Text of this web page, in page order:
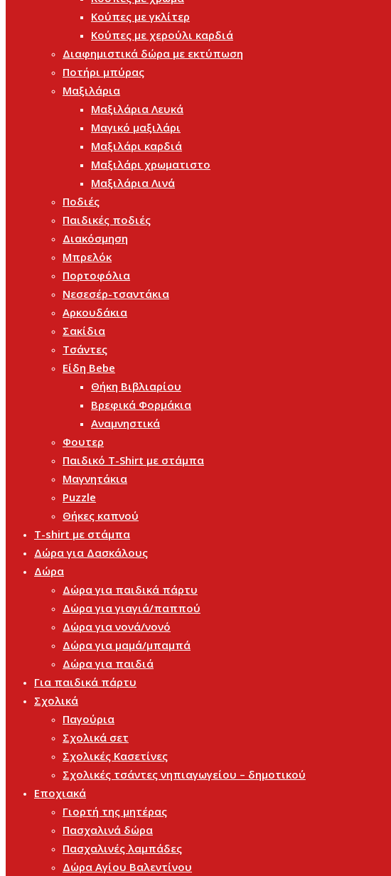
Κούπες με γκλίτερ
Κούπες με χερούλι καρδιά
Διαφημιστικά δώρα με εκτύπωση
Ποτήρι μπύρας
Μαξιλάρια
Μαξιλάρια Λευκά
Μαγικό μαξιλάρι
Μαξιλάρι καρδιά
Μαξιλάρι χρωματιστο
Μαξιλάρια Λινά
Ποδιές
Παιδικές ποδιές
Διακόσμηση
Μπρελόκ
Πορτοφόλια
Νεσεσέρ-τσαντάκια
Αρκουδάκια
Σακίδια
Τσάντες
Είδη Bebe
Θήκη Βιβλιαρίου
Βρεφικά Φορμάκια
Αναμνηστικά
Φουτερ
Παιδικό T-Shirt με στάμπα
Μαγνητάκια
Puzzle
Θήκες καπνού
T-shirt με στάμπα
Δώρα για Δασκάλους
Δώρα
Δώρα για παιδικά πάρτυ
Δώρα για γιαγιά/παππού
Δώρα για νονά/νονό
Δώρα για μαμά/μπαμπά
Δώρα για παιδιά
Για παιδικά πάρτυ
Σχολικά
Παγούρια
Σχολικά σετ
Σχολικές Κασετίνες
Σχολικές τσάντες νηπιαγωγείου – δημοτικού
Εποχιακά
Γιορτή της μητέρας
Πασχαλινά δώρα
Πασχαλινές λαμπάδες
Δώρα Αγίου Βαλεντίνου